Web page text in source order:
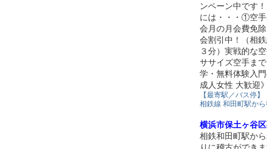
ンペーン中です
には・・・①空
会月の月会費免
会割引中！（相
３分）実戦的な
ササイズ空手ま
学・無料体験入
成人女性 大歓迎
【最寄駅／バス停】
相鉄線 和田町駅か
横浜市保土ヶ谷
相鉄和田町駅か